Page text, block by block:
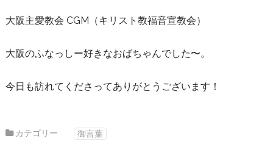
大阪主愛教会 CGM（キリスト教福音宣教会）
大阪のふなっしー好きなおばちゃんでした〜。
今日も訪れてくださってありがとうございます！
カテゴリー 御言葉